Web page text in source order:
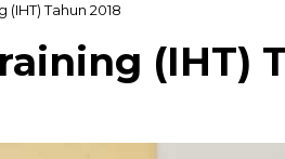
(IHT) Tahun 2018
(IHT)